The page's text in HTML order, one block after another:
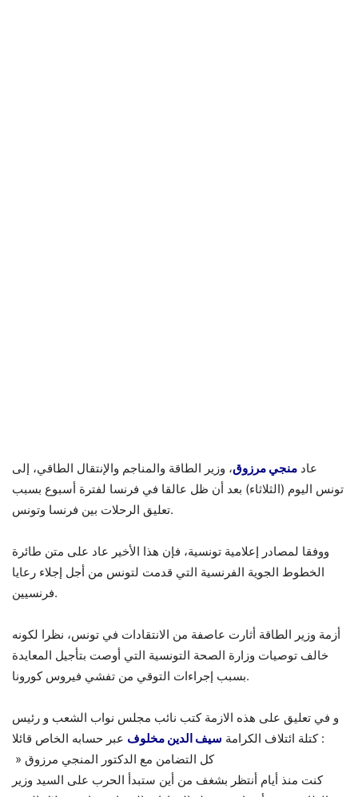
عاد منجي مرزوق، وزير الطاقة والمناجم والإنتقال الطاقي، إلى
تونس اليوم (الثلاثاء) بعد أن ظل عالقا في فرنسا لفترة أسبوع بسبب
تعليق الرحلات بين فرنسا وتونس.
ووفقا لمصادر إعلامية تونسية، فإن هذا الأخير عاد على متن طائرة
الخطوط الجوية الفرنسية التي قدمت لتونس من أجل إجلاء رعايا
فرنسيين.
أزمة وزير الطاقة أثارت عاصفة من الانتقادات في تونس، نظرا لكونه
خالف توصيات وزارة الصحة التونسية التي أوصت بتأجيل المعايدة
بسبب إجراءات التوقي من تفشي فيروس كورونا.
و في تعليق على هذه الازمة كتب نائب مجلس نواب الشعب و رئيس
كتلة ائتلاف الكرامة سيف الدين مخلوف
عبر حسابه الخاص قائلا :
» كل التضامن مع الدكتور المنجي مرزوق
كنت منذ أيام أنتظر بشغف من أين ستبدأ الحرب على السيد وزير